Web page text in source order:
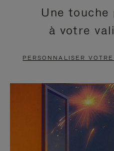
EN
PAUSE,
APPUYEZ
POUR
METTRE
VIDÉO
EST
POUR
LE
Une touche
à votre
PERSONNALISER